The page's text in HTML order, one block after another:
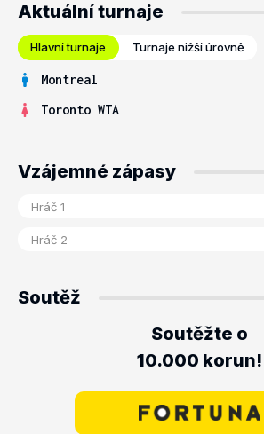
Aktuální turnaje
Hlavní turnaje Turnaje nižší úrovně
Montreal
Toronto WTA
Vzájemné zápasy
Soutěž
Soutěžte o
10.000 korun!